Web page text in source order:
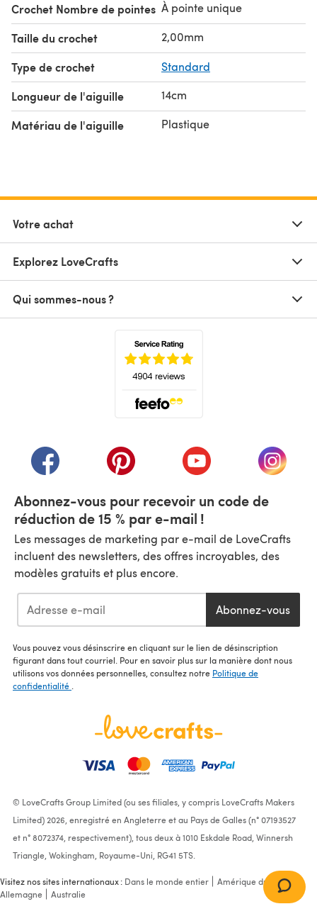
Crochet Nombre de pointes À pointe unique
Taille du crochet 2,00mm
Type de crochet Standard
Longueur de l'aiguille 14cm
Matériau de l'aiguille Plastique
Votre achat
Explorez LoveCrafts
Qui sommes-nous ?
(s'ouvre dans un nouvel onglet)
(s'ouvre dans un nouvel onglet)
(s'ouvre dans un(s'ouvre
Abonnez-vous pour recevoir un code de
réduction de 15 % par e-mail !
Les messages de marketing par e-mail de LoveCrafts
incluent des newsletters, des offres incroyables, des
modèles gratuits et plus encore.
Abonnez-vous
Vous pouvez vous désinscrire en cliquant sur le lien de désinscription
figurant dans tout courriel. Pour en savoir plus sur la manière dont nous
utilisons vos données personnelles, consultez notre Politique de
confidentialité
© LoveCrafts Group Limited (ou ses filiales, y compris LoveCrafts Makers
Limited) 2026, enregistré en Angleterre et au Pays de Galles (n° 07193527
et n° 8072374, respectivement), tous deux à 1010 Eskdale Road, Winnersh
Triangle, Wokingham, Royaume-Uni, RG41 5TS.
Visitez nos sites internationaux : Dans le monde entier
Amérique du Nord
Allemagne
Australie